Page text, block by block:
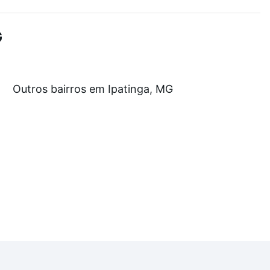
salão de festas ou área verde e encontrar
a partir de R$ 0 e com nossas opções de
envolvidos no processo de compra, veja em nosso
Outros bairros em Ipatinga, MG